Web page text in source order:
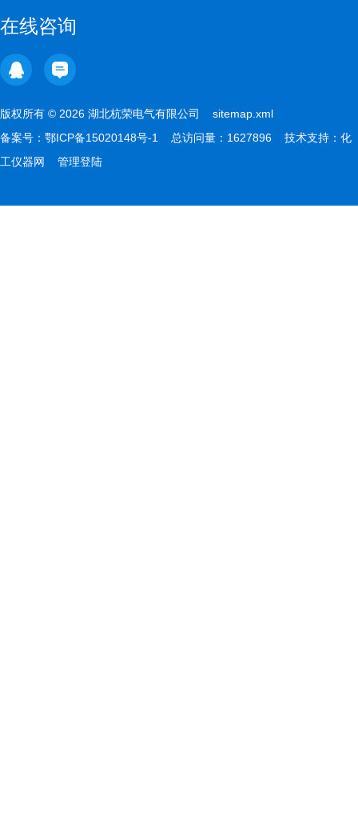
在线咨询
版权所有 © 2026 湖北杭荣电气有限公司 sitemap.xml
备案号： 鄂ICP备15020148号-1 总访问量：1627896 技术支持： 化
工仪器网
管理登陆